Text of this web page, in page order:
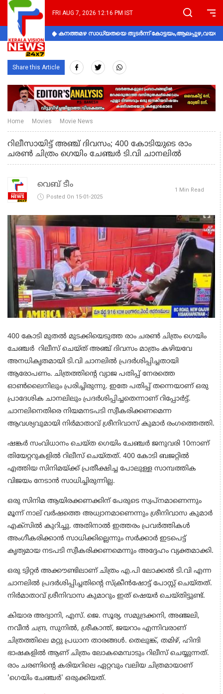
FRI AUG 7, 2026 12:16 PM IST
കനത്തമഴ സാധ്യതയെ തുടർന്ന്
Share this Article
Home Movies Movie News
റിലീസായിട്ട് അഞ്ച് ദിവസം; 400 കോടിയുടെ രാം
ചരണ്‍ ചിത്രം ഗെയിം ചേഞ്ചര്‍ ടി.വി ചാനലില്‍
വെബ് ടീം
Posted On 15-01-2025
1 Min Read
400 കോടി മുതൽ മുടക്കിയെടുത്ത രാം ചരണ്‍ ചിത്രം ഗെയിം
ചേഞ്ചര്‍ റിലീസ് ചെയ്ത് അഞ്ച് ദിവസം മാത്രം കഴിയവേ
അനധികൃതമായി ടി.വി ചാനലില്‍ പ്രദര്‍ശിപ്പിച്ചതായി
ആരോപണം. ചിത്രത്തിന്റെ വ്യാജ പതിപ്പ് നേരത്തെ
ഓണ്‍ലൈനിലും പ്രരിച്ചിരുന്നു. ഇതേ പതിപ്പ് തന്നെയാണ് ഒരു
പ്രാദേശിക ചാനലിലും പ്രദര്‍ശിപ്പിച്ചതെന്നാണ് റിപ്പോര്‍ട്ട്.
ചാനലിനെതിരെ നിയമനടപടി സ്വീകരിക്കണമെന്ന
ആവശ്യവുമായി നിര്‍മാതാവ് ശ്രീനിവാസ് കുമാര്‍ രംഗത്തെത്തി.
ഷങ്കര്‍ സംവിധാനം ചെയ്ത ഗെയിം ചേഞ്ചര്‍ ജനുവരി 10നാണ്
തിയേറ്ററുകളില്‍ റിലീസ് ചെയ്തത്. 400 കോടി ബജറ്റില്‍
എത്തിയ സിനിമയ്ക്ക് പ്രതീക്ഷിച്ച പോലുള്ള സാമ്പത്തിക
വിജയം നേടാന്‍ സാധിച്ചിരുന്നില്ല.
ഒരു സിനിമ ആയിരക്കണക്കിന് പേരുടെ സ്വപ്‌നമാണെന്നും
മൂന്ന് നാല് വര്‍ഷത്തെ അധ്വാനമാണെന്നും ശ്രീനിവാസ കുമാര്‍
എക്‌സില്‍ കുറിച്ചു. അതിനാല്‍ ഇത്തരം പ്രവര്‍ത്തികള്‍
അംഗീകരിക്കാന്‍ സാധിക്കില്ലെന്നും സര്‍ക്കാര്‍ ഇടപെട്ട്
കൃത്യമായ നടപടി സ്വീകരിക്കണമെന്നും അദ്ദേഹം വ്യക്തമാക്കി.
ഒരു ട്വിറ്റര്‍ അക്കൗണ്ടിലാണ് ചിത്രം എ.പി ലോക്കല്‍ ടി.വി എന്ന
ചാനലില്‍ പ്രദര്‍ശിപ്പിച്ചതിന്റെ സ്‌ക്രീന്‍ഷോട്ട് പോസ്റ്റ് ചെയ്തത്.
നിര്‍മാതാവ് ശ്രീനിവാസ കുമാറും ഇത് ഷെയര്‍ ചെയ്തിട്ടുണ്ട്.
കിയാര അദ്വാനി, എസ്. ജെ. സൂര്യ, സമുദ്രക്കനി, അഞ്ജലി,
നവീന്‍ ചന്ദ്ര, സുനില്‍, ശ്രീകാന്ത്, ജയറാം എന്നിവരാണ്
ചിത്രത്തിലെ മറ്റു പ്രധാന താരങ്ങള്‍. തെലുങ്ക്, തമിഴ്, ഹിന്ദി
ഭാഷകളില്‍ ആണ് ചിത്രം ലോകമെമ്പാടും റിലീസ് ചെയ്യുന്നത്.
രാം ചരണിന്റെ കരിയറിലെ ഏറ്റവും വലിയ ചിത്രമായാണ്
'ഗെയിം ചേഞ്ചര്‍' ഒരുക്കിയത്.